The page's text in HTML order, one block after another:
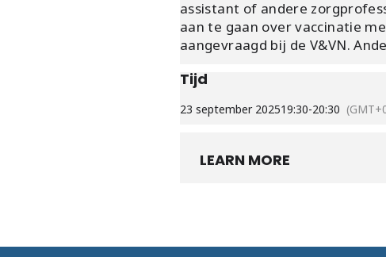
assistant of andere
aan te gaan over vaccinatie
aangevraagd bij de V&VN.
Tijd
23 september 202519:30-20:30
LEARN MORE